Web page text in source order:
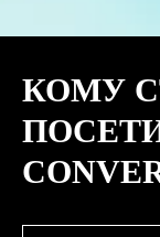
КОМУ